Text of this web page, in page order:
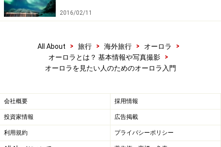
2016/02/11
All About > 旅行 > 海外旅行 > オーロラ
>
オーロラとは？ 基本情報や写真撮影
>
オーロラを見たい人のためのオーロラ入門
会社概要 採用情報
投資家情報 広告掲載
利用規約 プライバシーポリシー